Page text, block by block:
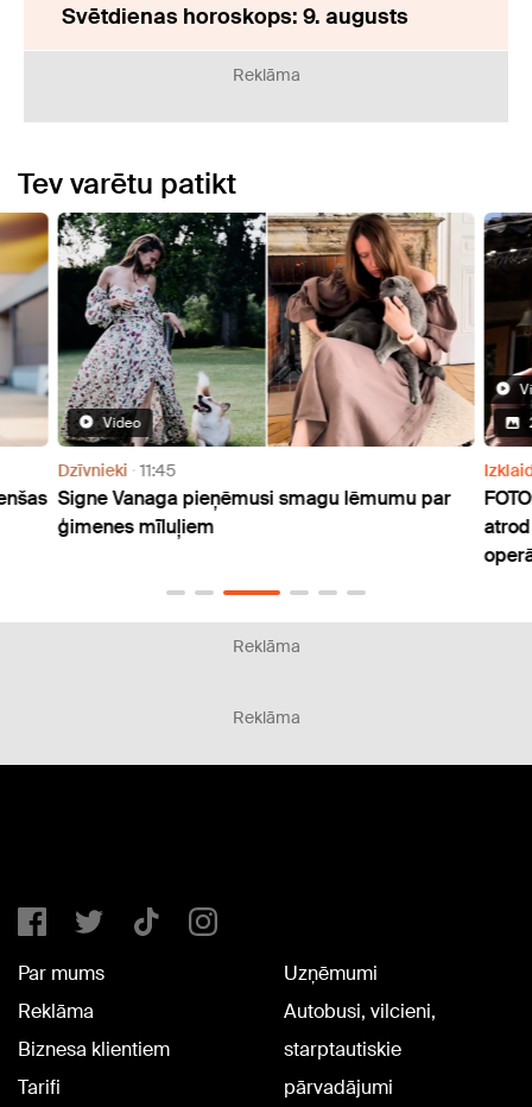
Svētdienas horoskops: 9. augusts
Reklāma
Tev varētu patikt
Video
Dzīvnieki 11:45
Signe Vanaga pieņēmusi smagu lēmumu par
ģimenes mīluļiem
Reklāma
Reklāma
Par mums
Reklāma
Biznesa klientiem
Tarifi
Uzņēmumi
Autobusi, vilcieni,
starptautiskie
pārvadājumi